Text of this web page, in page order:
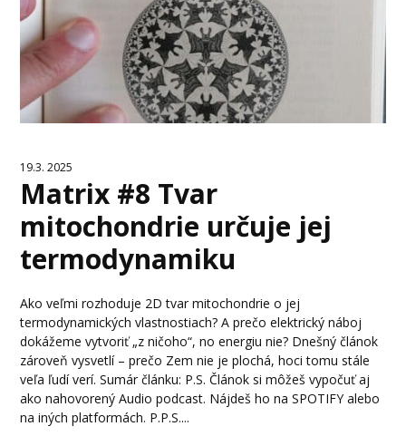
19.3. 2025
Matrix #8 Tvar
mitochondrie určuje jej
termodynamiku
Ako veľmi rozhoduje 2D tvar mitochondrie o jej
termodynamických vlastnostiach? A prečo elektrický náboj
dokážeme vytvoriť „z ničoho“, no energiu nie? Dnešný článok
zároveň vysvetlí – prečo Zem nie je plochá, hoci tomu stále
veľa ľudí verí. Sumár článku: P.S. Článok si môžeš vypočuť aj
ako nahovorený Audio podcast. Nájdeš ho na SPOTIFY alebo
na iných platformách. P.P.S....